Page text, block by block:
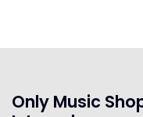
Only Music